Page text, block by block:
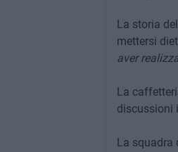
La storia
mettersi
aver
La
discussioni
La squadra